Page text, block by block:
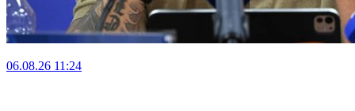
06.08.26 11:24